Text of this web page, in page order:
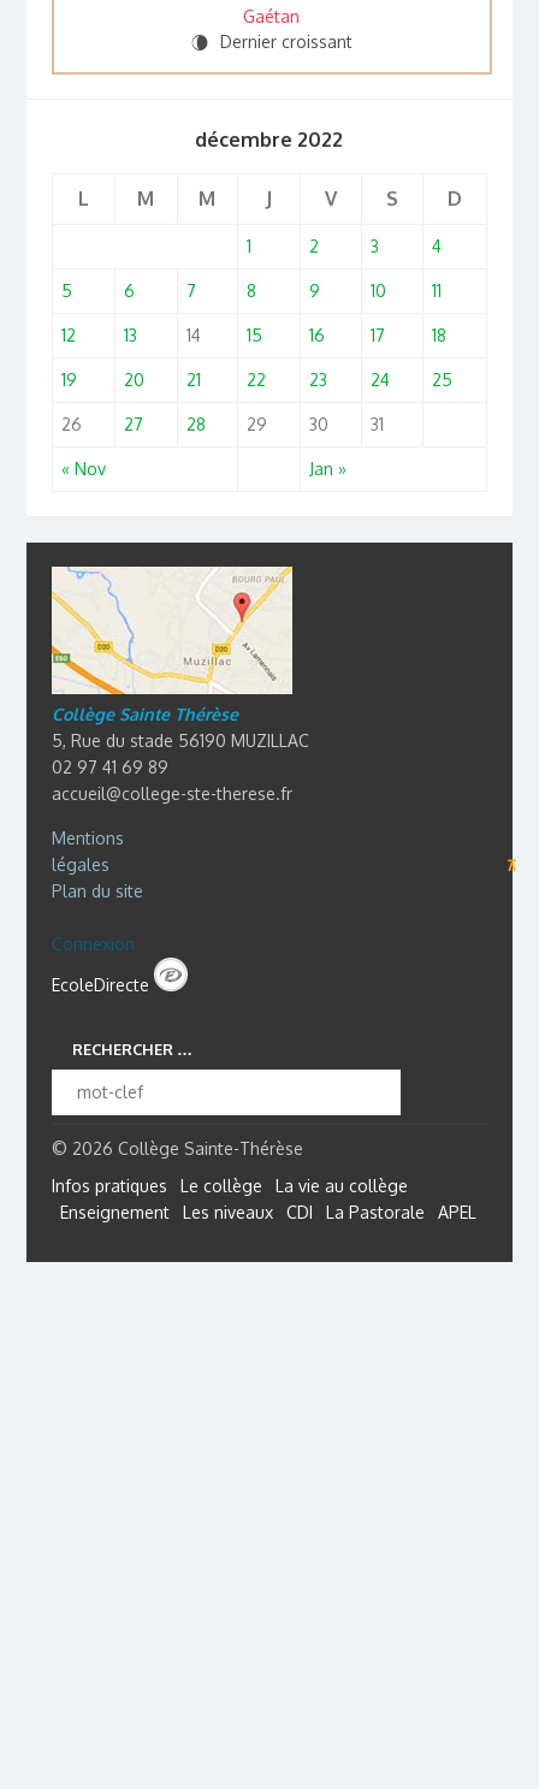
Gaétan
V Dernier croissant
décembre 2022
L M M J V S D
« Nov Jan »
1 2 3 4
5 6 7 8 9 10 11
12 13 14 15 16 17 18
19 20 21 22 23 24 25
26 27 28 29 30 31
Collège Sainte Thérèse
5, Rue du stade 56190 MUZILLAC
02 97 41 69 89
accueil@college-ste-therese.fr
Mentions
légales
⊼
Plan du site
Connexion
EcoleDirecte
RECHERCHER …
© 2026 Collège Sainte-Thérèse
Infos pratiques
Le collège
La vie au collège
Enseignement
Les niveaux CDI La Pastorale APEL